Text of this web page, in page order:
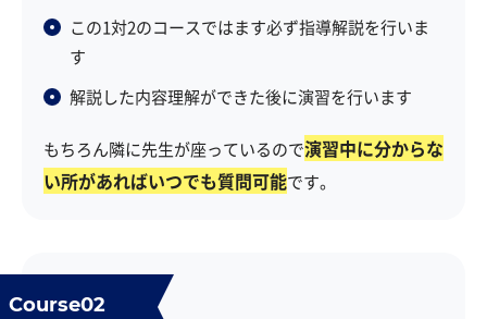
この1対2のコースではます必ず指導解説を行いま
す
解説した内容理解ができた後に演習を行います
もちろん隣に先生が座っているので演習中に分からな
い所があればいつでも質問可能です。
Course02